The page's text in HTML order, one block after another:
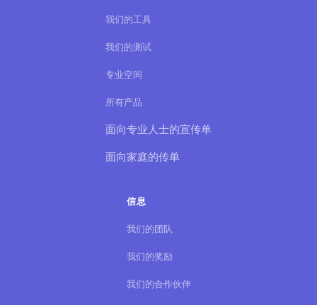
我们的工具
我们的测试
专业空间
所有产品
面向专业人士的宣传单
面向家庭的传单
信息
我们的团队
我们的奖励
我们的合作伙伴